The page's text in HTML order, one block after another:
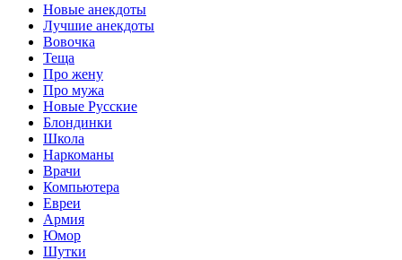
Новые анекдоты
Лучшие анекдоты
Вовочка
Теща
Про жену
Про мужа
Новые Русские
Блондинки
Школа
Наркоманы
Врачи
Компьютера
Евреи
Армия
Юмор
Шутки